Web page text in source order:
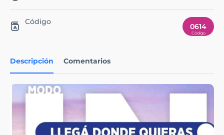
Descripción Comentarios
Código
0614